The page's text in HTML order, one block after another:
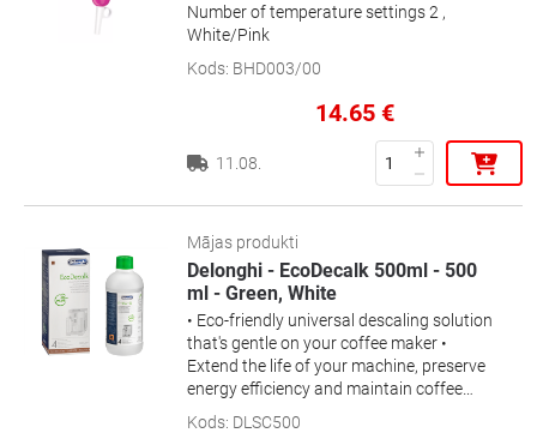
Number of temperature settings 2 ,
White/Pink
Kods: BHD003/00
14.65 €
11.08.
Mājas produkti
Delonghi - EcoDecalk 500ml - 500
ml - Green, White
• Eco-friendly universal descaling solution
that's gentle on your coffee maker •
Extend the life of your machine, preserve
energy efficiency and maintain coffee
flavour
Kods: DLSC500